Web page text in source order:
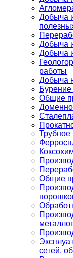
Добыча
Добыча
Добыча
работы
Добыча
Бурение
Общие
Трубное
Общие
сетей,